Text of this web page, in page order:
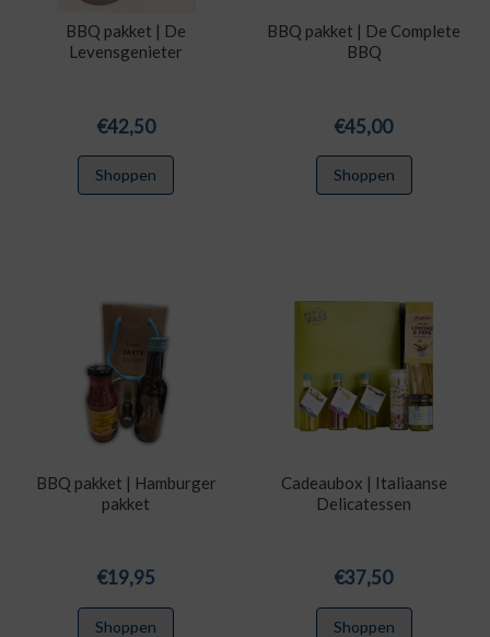
BBQ pakket | De
Levensgenieter
€42,50
Shoppen
BBQ pakket | De Complete
BBQ
€45,00
Shoppen
BBQ pakket | Hamburger
pakket
€19,95
Shoppen
Cadeaubox | Italiaanse
Delicatessen
€37,50
Shoppen